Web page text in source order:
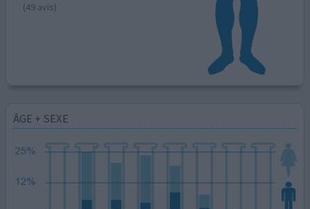
(49 avis)
ÂGE + SEXE